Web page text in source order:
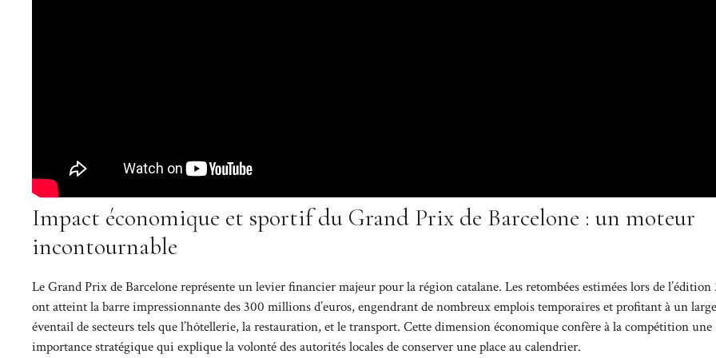
Impact économique et sportif du Grand Prix de Barcelone : un moteur
incontournable
Le Grand Prix de Barcelone représente un levier financier majeur pour la région catalane. Les retombées estimées lors de l’édition
ont atteint la barre impressionnante des 300 millions d’euros, engendrant de nombreux emplois temporaires et profitant à un large
éventail de secteurs tels que l’hôtellerie, la restauration, et le transport. Cette dimension économique confère à la compétition une
importance stratégique qui explique la volonté des autorités locales de conserver une place au calendrier.